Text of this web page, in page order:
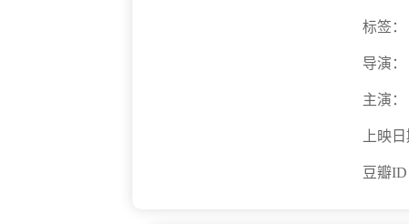
标签：
导演：
主演：
上映
豆瓣